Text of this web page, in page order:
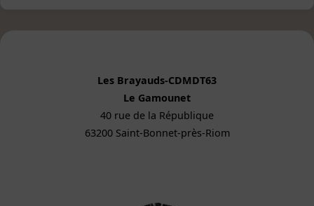
Les Brayauds-CDMDT63
Le Gamounet
40 rue de la République
63200 Saint-Bonnet-près-Riom